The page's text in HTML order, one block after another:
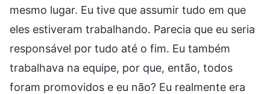
mesmo lugar. Eu tive que assumir tudo em que
eles estiveram trabalhando. Parecia que eu seria
responsável por tudo até o fim. Eu também
trabalhava na equipe, por que, então, todos
foram promovidos e eu não? Eu realmente era